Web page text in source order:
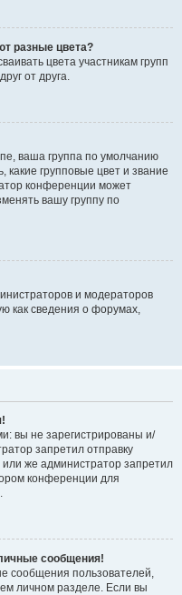
разные цвета?
цвета участникам групп
от друга.
ваша группа по умолчанию
какие групповые цвет и звание
конференции может
вашу группу по
и модераторов
как сведения о форумах,
вы не зарегистрированы и/
запретил отправку
же администратор запретил
конференции для
сообщения!
сообщения пользователей,
личном разделе. Если вы